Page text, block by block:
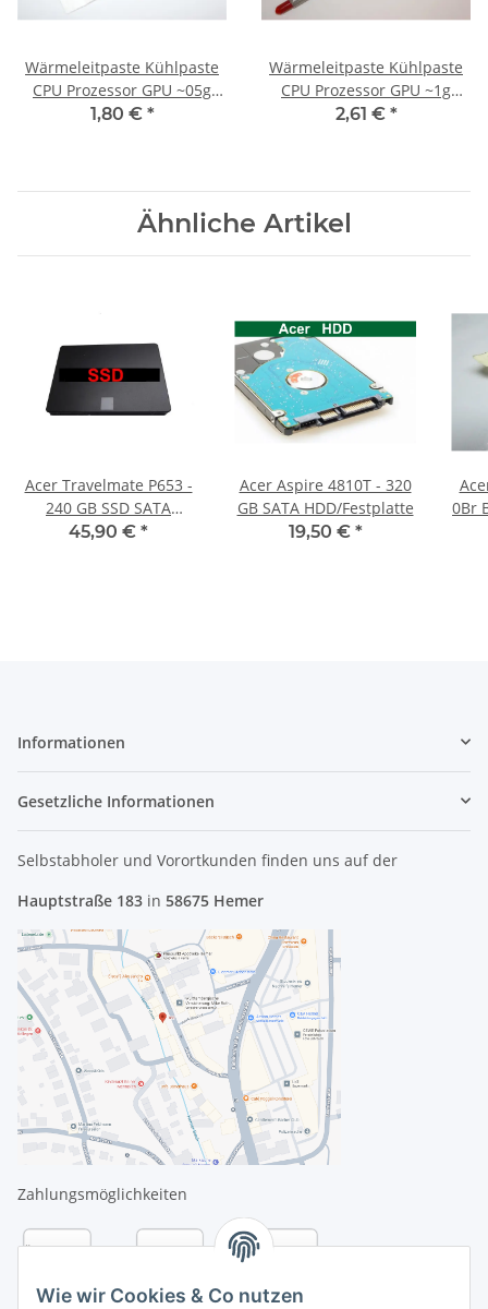
Wie wir Cookies & Co nutzen
Wärmeleitpaste Kühlpaste
CPU Prozessor GPU ~05g
Tütchen #K42
1,80 € *
Wärmeleitpaste Kühlpaste
CPU Prozessor GPU ~1g
Spritze #K18
2,61 € *
Ähnliche Artikel
Acer Travelmate P653 -
240 GB SSD SATA
Festplatte
45,90 € *
Acer Aspire 4810T - 320
GB SATA HDD/Festplatte
19,50 € *
0Br
Informationen
Gesetzliche Informationen
Selbstabholer und Vorortkunden finden uns auf der
Hauptstraße 183 in 58675 Hemer
Zahlungsmöglichkeiten